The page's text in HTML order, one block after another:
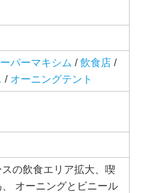
パーマキシム / 飲食店/
/ オーニングテント
の飲食エリア拡大、喫
オーニングとビニール